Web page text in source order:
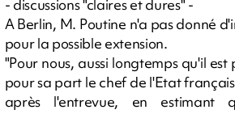
- discussions "claires et dures" -
A Berlin, M. Poutine n'a pas donné
pour la possible extension.
"Pour nous, aussi longtemps qu'il est
pour sa part le chef de l'Etat
après l'entrevue, en estimant